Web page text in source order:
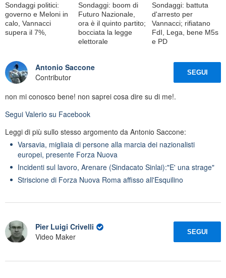
Sondaggi politici:
governo e Meloni in
calo, Vannacci
supera il 7%,
Sondaggi: boom di
Futuro Nazionale,
ora è il quinto partito;
bocciata la legge
elettorale
Sondaggi: battuta
d'arresto per
Vannacci; rifiatano
FdI, Lega, bene M5s
e PD
Antonio Saccone
Contributor
SEGUI
non mi conosco bene! non saprei cosa dire su di me!.
Segui Valerio su Facebook
Leggi di più sullo stesso argomento da Antonio Saccone:
Varsavia, migliaia di persone alla marcia dei nazionalisti
europei, presente Forza Nuova
Incidenti sul lavoro, Arenare (Sindacato Sinlai):"E' una strage"
Striscione di Forza Nuova Roma affisso all'Esquilino
Pier Luigi Crivelli
Video Maker
SEGUI